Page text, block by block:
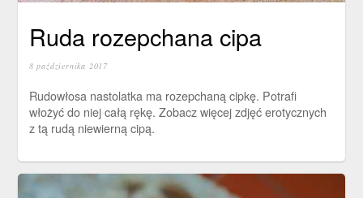
Ruda rozepchana cipa
8 października 2017
Rudowłosa nastolatka ma rozepchaną cipkę. Potrafi
włożyć do niej całą rękę. Zobacz więcej zdjęć erotycznych
z tą rudą niewierną cipą.